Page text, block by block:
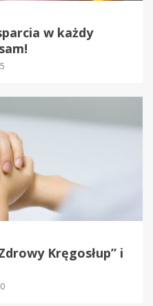
w każdy
Kręgosłup” i